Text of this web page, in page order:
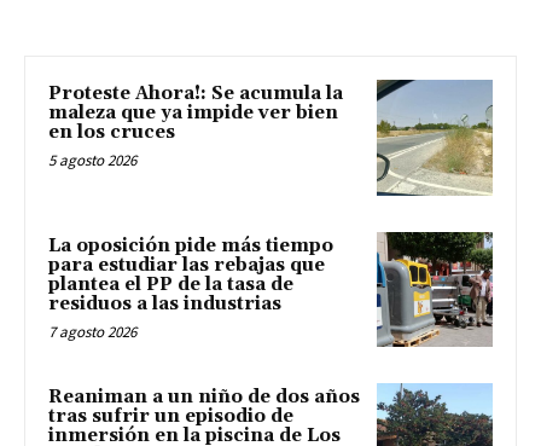
Proteste Ahora!: Se acumula la
maleza que ya impide ver bien
en los cruces
5 agosto 2026
La oposición pide más tiempo
para estudiar las rebajas que
plantea el PP de la tasa de
residuos a las industrias
7 agosto 2026
Reaniman a un niño de dos años
tras sufrir un episodio de
inmersión en la piscina de Los